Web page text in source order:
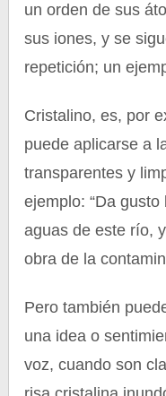
un orden de sus
sus iones, y se
repetición; un
Cristalino, es, por
puede aplicarse a
transparentes y
ejemplo: “Da
aguas de este río,
obra de la
Pero también
una idea o
voz, cuando son